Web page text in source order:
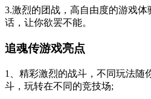
3.激烈的团战，高自由度的游戏
话，让你欲罢不能。
追魂传游戏亮点
1、精彩激烈的战斗，不同玩法随
斗，玩转在不同的竞技场;